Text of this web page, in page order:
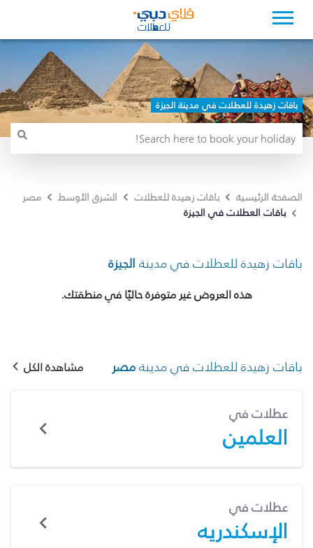
باقات زهيدة للعطلات في مدينة الجيزة
الصفحة الرئيسية باقات زهيدة للعطلات الشرق الأوسط
مصر
باقات العطلات في الجيزة
باقات زهيدة للعطلات في مدينة الجيزة
هذه العروض غير متوفرة حاليًا في منطقتك.
باقات زهيدة للعطلات في مدينةمصر مشاهدة الكل
عطلات في
العلمين
عطلات في
الإسكندريه